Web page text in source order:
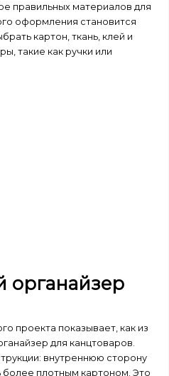
правильных материалов для
оформления становится
картон, ткань, клей и
такие как ручки или
органайзер
проекта показывает, как из
для канцтоваров.
внутреннюю сторону
плотным картоном. Это